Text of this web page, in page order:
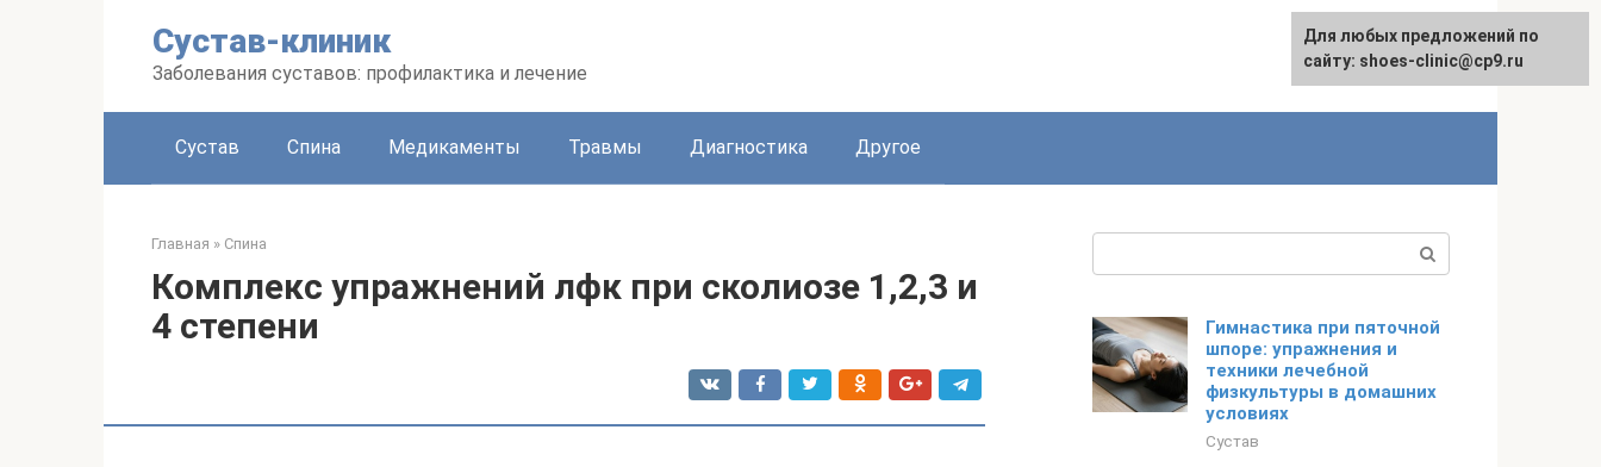
Сустав-клиник
Заболевания суставов: профилактика и лечение
Сустав Спина Медикаменты Травмы Диагностика Другое
Главная » Спина
Комплекс упражнений лфк при сколиозе 1,2,3 и
4 степени
Гимнастика при пяточной
шпоре: упражнения и
техники лечебной
физкультуры в домашних
условиях
Сустав
Для любых предложений по
сайту: shoes-clinic@cp9.ru